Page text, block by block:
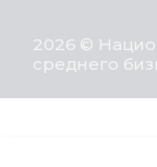
2026 ©
среднего